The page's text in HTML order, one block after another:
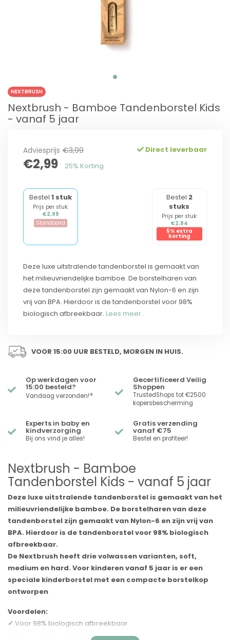
NEXTBRUSH
Nextbrush - Bamboe Tandenborstel Kids
- vanaf 5 jaar
Adviesprijs €3,99
€2,99 25% Korting
Direct leverbaar
Bestel 1 stuk
Prijs per stuk:
€2,99
Standaard
Bestel 2
stuks
Prijs per stuk:
€2,84
5% extra
korting
Deze luxe uitstralende tandenborstel is gemaakt van
het milieuvriendelijke bamboe. De borstelharen van
deze tandenborstel zijn gemaakt van Nylon-6 en zijn
vrij van BPA. Hierdoor is de tandenborstel voor 98%
biologisch afbreekbaar. Lees meer..
VOOR 15:00 UUR BESTELD, MORGEN IN HUIS.
Op werkdagen voor
15:00 besteld?
Vandaag verzonden!*
Gecertificeerd Veilig
Shoppen
TrustedShops tot €2500
kopersbescherming
Experts in baby en
kindverzorging
Bij ons vind je alles!
Gratis verzending
vanaf €75
Bestel en profiteer!
Nextbrush - Bamboe
Tandenborstel Kids - vanaf 5 jaar
Deze luxe uitstralende tandenborstel is gemaakt van het
milieuvriendelijke bamboe. De borstelharen van deze
tandenborstel zijn gemaakt van Nylon-6 en zijn vrij van
BPA. Hierdoor is de tandenborstel voor 98% biologisch
afbreekbaar.
De Nextbrush heeft drie volwassen varianten, soft,
medium en hard. Voor kinderen vanaf 5 jaar is er een
speciale kinderborstel met een compacte borstelkop
ontworpen
Voordelen:
✓ Voor 98% biologisch afbreekbaar